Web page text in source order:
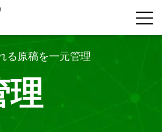
る原稿を一元管理
理